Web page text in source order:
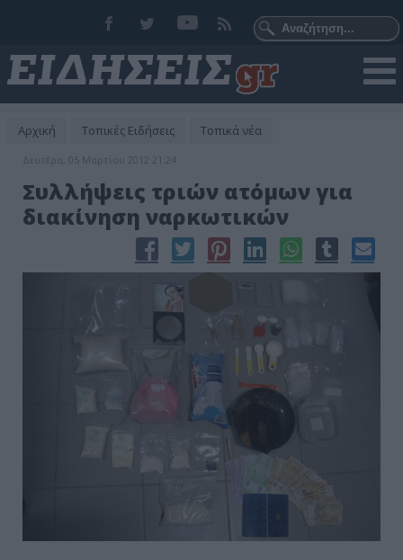
Αρχική Τοπικές Ειδήσεις Τοπικά νέα
Δευτέρα, 05 Μαρτίου 2012 21:24
Συλλήψεις τριών ατόμων για
διακίνηση ναρκωτικών